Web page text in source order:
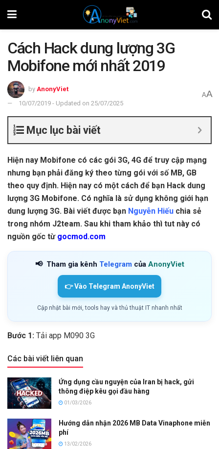
Cách Hack dung lượng 3G
Mobifone mới nhất 2019
by AnonyViet
10/07/2019 - Updated on 25/07/2025
AA
Mục lục bài viết
Hiện nay Mobifone có các gói 3G, 4G để truy cập mạng
nhưng bạn phải đăng ký theo từng gói với số MB, GB
theo quy định. Hiện nay có một cách để bạn Hack dung
lượng 3G Mobifone. Có nghĩa là sử dụng không giới hạn
dung lượng 3G. Bài viết được bạn Nguyễn Hiếu chia sẻ
trong nhóm J2team. Sau khi tham khảo thì tut này có
nguồn gốc từgocmod.com
📢 Tham gia kênh Telegram của AnonyViet
👉 Vào Telegram AnonyViet
Cập nhật bài mới, tools hay và thủ thuật IT nhanh nhất
Bước 1: Tải app M090 3G
Các bài viết liên quan
Ứng dụng cầu nguyện của Iran bị hack, gửi
thông điệp kêu gọi đầu hàng
01/03/2026
Hướng dẫn nhận 2026 MB Data Vinaphone miễn
phí
13/02/2026